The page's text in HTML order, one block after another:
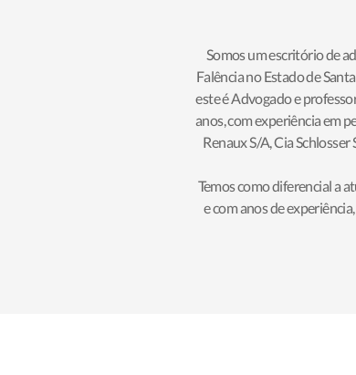
Somos um escritório de
Falência no Estado de
este é Advogado e
anos, com experiência em
Renaux S/A, Cia
Temos como diferencial a
e com anos de